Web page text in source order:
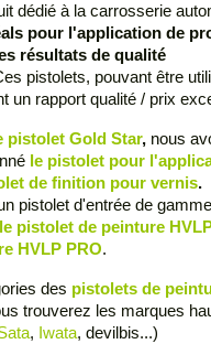
dédié à la carrosserie
pour l'application de
résultats de qualité
pistolets, pouvant être
un rapport qualité / prix
pistolet Gold Star, nous
le pistolet pour
de finition pour vernis.
pistolet d'entrée de
le pistolet de peinture
HVLP PRO.
des pistolets de
trouverez les marques
, Iwata, devilbis...)